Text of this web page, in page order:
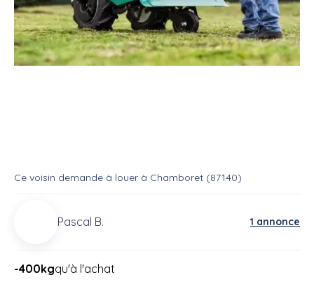
Ce voisin demande à louer à Chamboret (87140)
Pascal B. 1 annonce
-400kgqu'à l'achat